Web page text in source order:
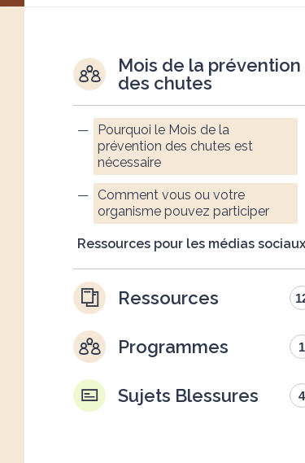
Mois de la prévention
des chutes
Pourquoi le Mois de la
prévention des chutes est
nécessaire
Comment vous ou votre
organisme pouvez participer
Ressources pour les médias sociaux
Ressources
Programmes 1
Sujets Blessures 4